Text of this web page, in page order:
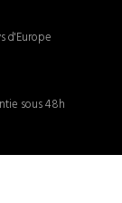
d'Europe
sous 48h